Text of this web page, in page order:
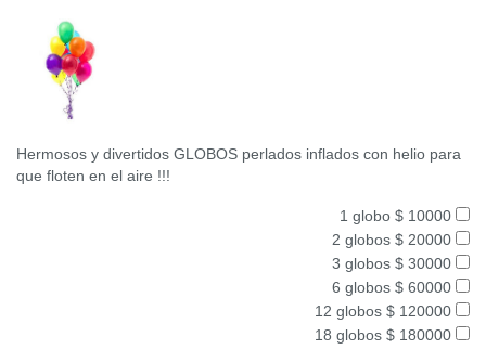
Hermosos y divertidos GLOBOS perlados inflados con helio para
que floten en el aire !!!
1 globo $ 10000
2 globos $ 20000
3 globos $ 30000
6 globos $ 60000
12 globos $ 120000
18 globos $ 180000